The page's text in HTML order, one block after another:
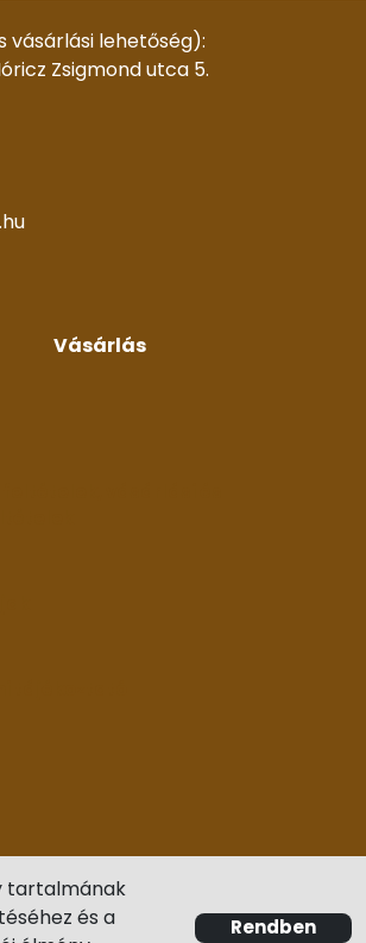
vásárlási lehetőség):
Zsigmond utca 5.
Vásárlás
tartalmának
és a
Rendben